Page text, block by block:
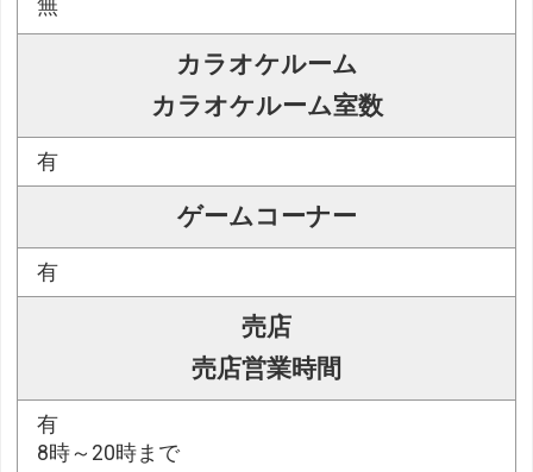
無
カラオケルーム
カラオケルーム室数
有
ゲームコーナー
有
売店
売店営業時間
有
8時～20時まで